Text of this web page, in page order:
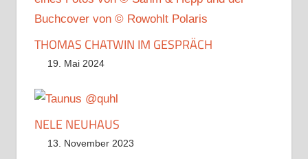
THOMAS CHATWIN IM GESPRÄCH
19. Mai 2024
NELE NEUHAUS
13. November 2023